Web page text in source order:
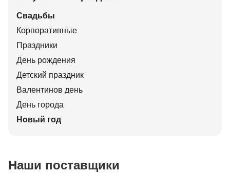
Свадьбы
Корпоративные
Праздники
День рождения
Детский праздник
Валентинов день
День города
Новый год
Наши поставщики